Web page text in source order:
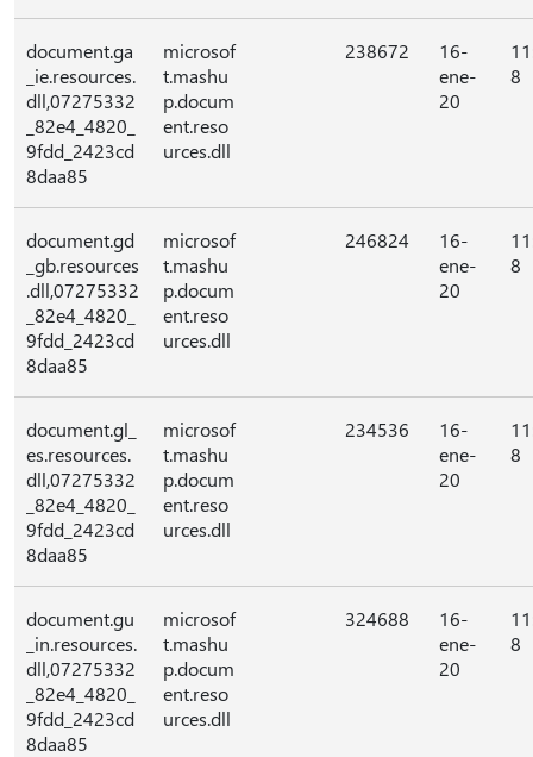
document.ga
_ie.resources.
dll,07275332
_82e4_4820_
9fdd_2423cd
8daa85
microsof
t.mashu
p.docum
ent.reso
urces.dll
238672
16-
ene-
20
8
document.gd
_gb.resources
.dll,07275332
_82e4_4820_
9fdd_2423cd
8daa85
microsof
t.mashu
p.docum
ent.reso
urces.dll
246824
16-
ene-
20
8
document.gl_
es.resources.
dll,07275332
_82e4_4820_
9fdd_2423cd
8daa85
microsof
t.mashu
p.docum
ent.reso
urces.dll
234536
16-
ene-
20
8
document.gu
_in.resources.
dll,07275332
_82e4_4820_
9fdd_2423cd
8daa85
microsof
t.mashu
p.docum
ent.reso
urces.dll
324688
16-
ene-
20
8